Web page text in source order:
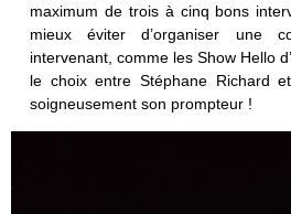
maximum de trois à cinq bons
mieux éviter d’organiser une
intervenant, comme les Show Hello
le choix entre Stéphane Richard
soigneusement son prompteur !